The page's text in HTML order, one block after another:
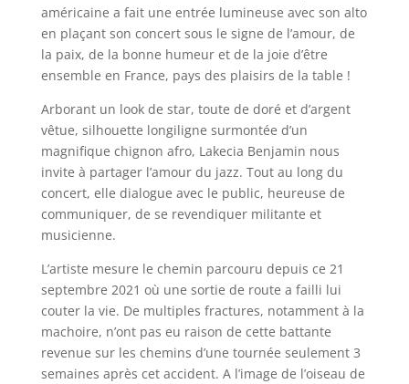
américaine a fait une entrée lumineuse avec son alto
en plaçant son concert sous le signe de l’amour, de
la paix, de la bonne humeur et de la joie d’être
ensemble en France, pays des plaisirs de la table !
Arborant un look de star, toute de doré et d’argent
vêtue, silhouette longiligne surmontée d’un
magnifique chignon afro, Lakecia Benjamin nous
invite à partager l’amour du jazz. Tout au long du
concert, elle dialogue avec le public, heureuse de
communiquer, de se revendiquer militante et
musicienne.
L’artiste mesure le chemin parcouru depuis ce 21
septembre 2021 où une sortie de route a failli lui
couter la vie. De multiples fractures, notamment à la
machoire, n’ont pas eu raison de cette battante
revenue sur les chemins d’une tournée seulement 3
semaines après cet accident. A l’image de l’oiseau de